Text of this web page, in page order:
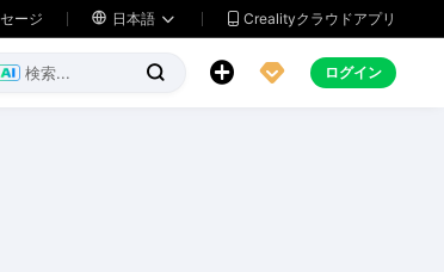
ージ  日本語   Crealityクラウドアプリ
   ログイン